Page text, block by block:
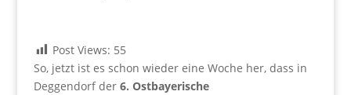
Post Views: 55
So, jetzt ist es schon wieder eine Woche her, dass in
Deggendorf der 6. Ostbayerische